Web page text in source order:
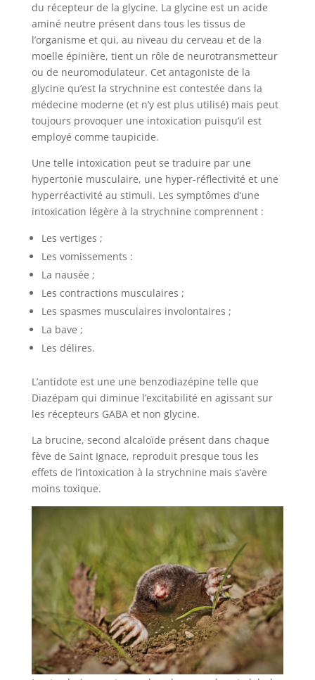
du récepteur de la glycine. La glycine est un acide
aminé neutre présent dans tous les tissus de
l’organisme et qui, au niveau du cerveau et de la
moelle épinière, tient un rôle de neurotransmetteur
ou de neuromodulateur. Cet antagoniste de la
glycine qu’est la strychnine est contestée dans la
médecine moderne (et n’y est plus utilisé) mais peut
toujours provoquer une intoxication puisqu’il est
employé comme taupicide.
Une telle intoxication peut se traduire par une
hypertonie musculaire, une hyper-réflectivité et une
hyperréactivité au stimuli. Les symptômes d’une
intoxication légère à la strychnine comprennent :
Les vertiges ;
Les vomissements :
La nausée ;
Les contractions musculaires ;
Les spasmes musculaires involontaires ;
La bave ;
Les délires.
L’antidote est une une benzodiazépine telle que
Diazépam qui diminue l’excitabilité en agissant sur
les récepteurs GABA et non glycine.
La brucine, second alcaloïde présent dans chaque
fève de Saint Ignace, reproduit presque tous les
effets de l’intoxication à la strychnine mais s’avère
moins toxique.